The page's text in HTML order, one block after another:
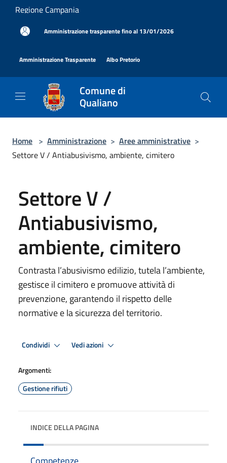
Salta al contenuto principale
Regione Campania
Amministrazione trasparente fino al 13/01/2026
Amministrazione Trasparente Albo Pretorio
Comune di
Qualiano
Home > Amministrazione > Aree amministrative >
Settore V / Antiabusivismo, ambiente, cimitero
Settore V /
Antiabusivismo,
ambiente, cimitero
Contrasta l’abusivismo edilizio, tutela l’ambiente,
gestisce il cimitero e promuove attività di
prevenzione, garantendo il rispetto delle
normative e la sicurezza del territorio.
Condividi Vedi azioni
Argomenti:
Gestione rifiuti
INDICE DELLA PAGINA